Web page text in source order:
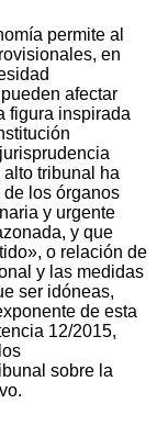
permite al
en
afectar
figura inspirada
tribunal ha
los órganos
y urgente
y que
o relación de
y las medidas
ser idóneas,
de esta
12/2015,
sobre la